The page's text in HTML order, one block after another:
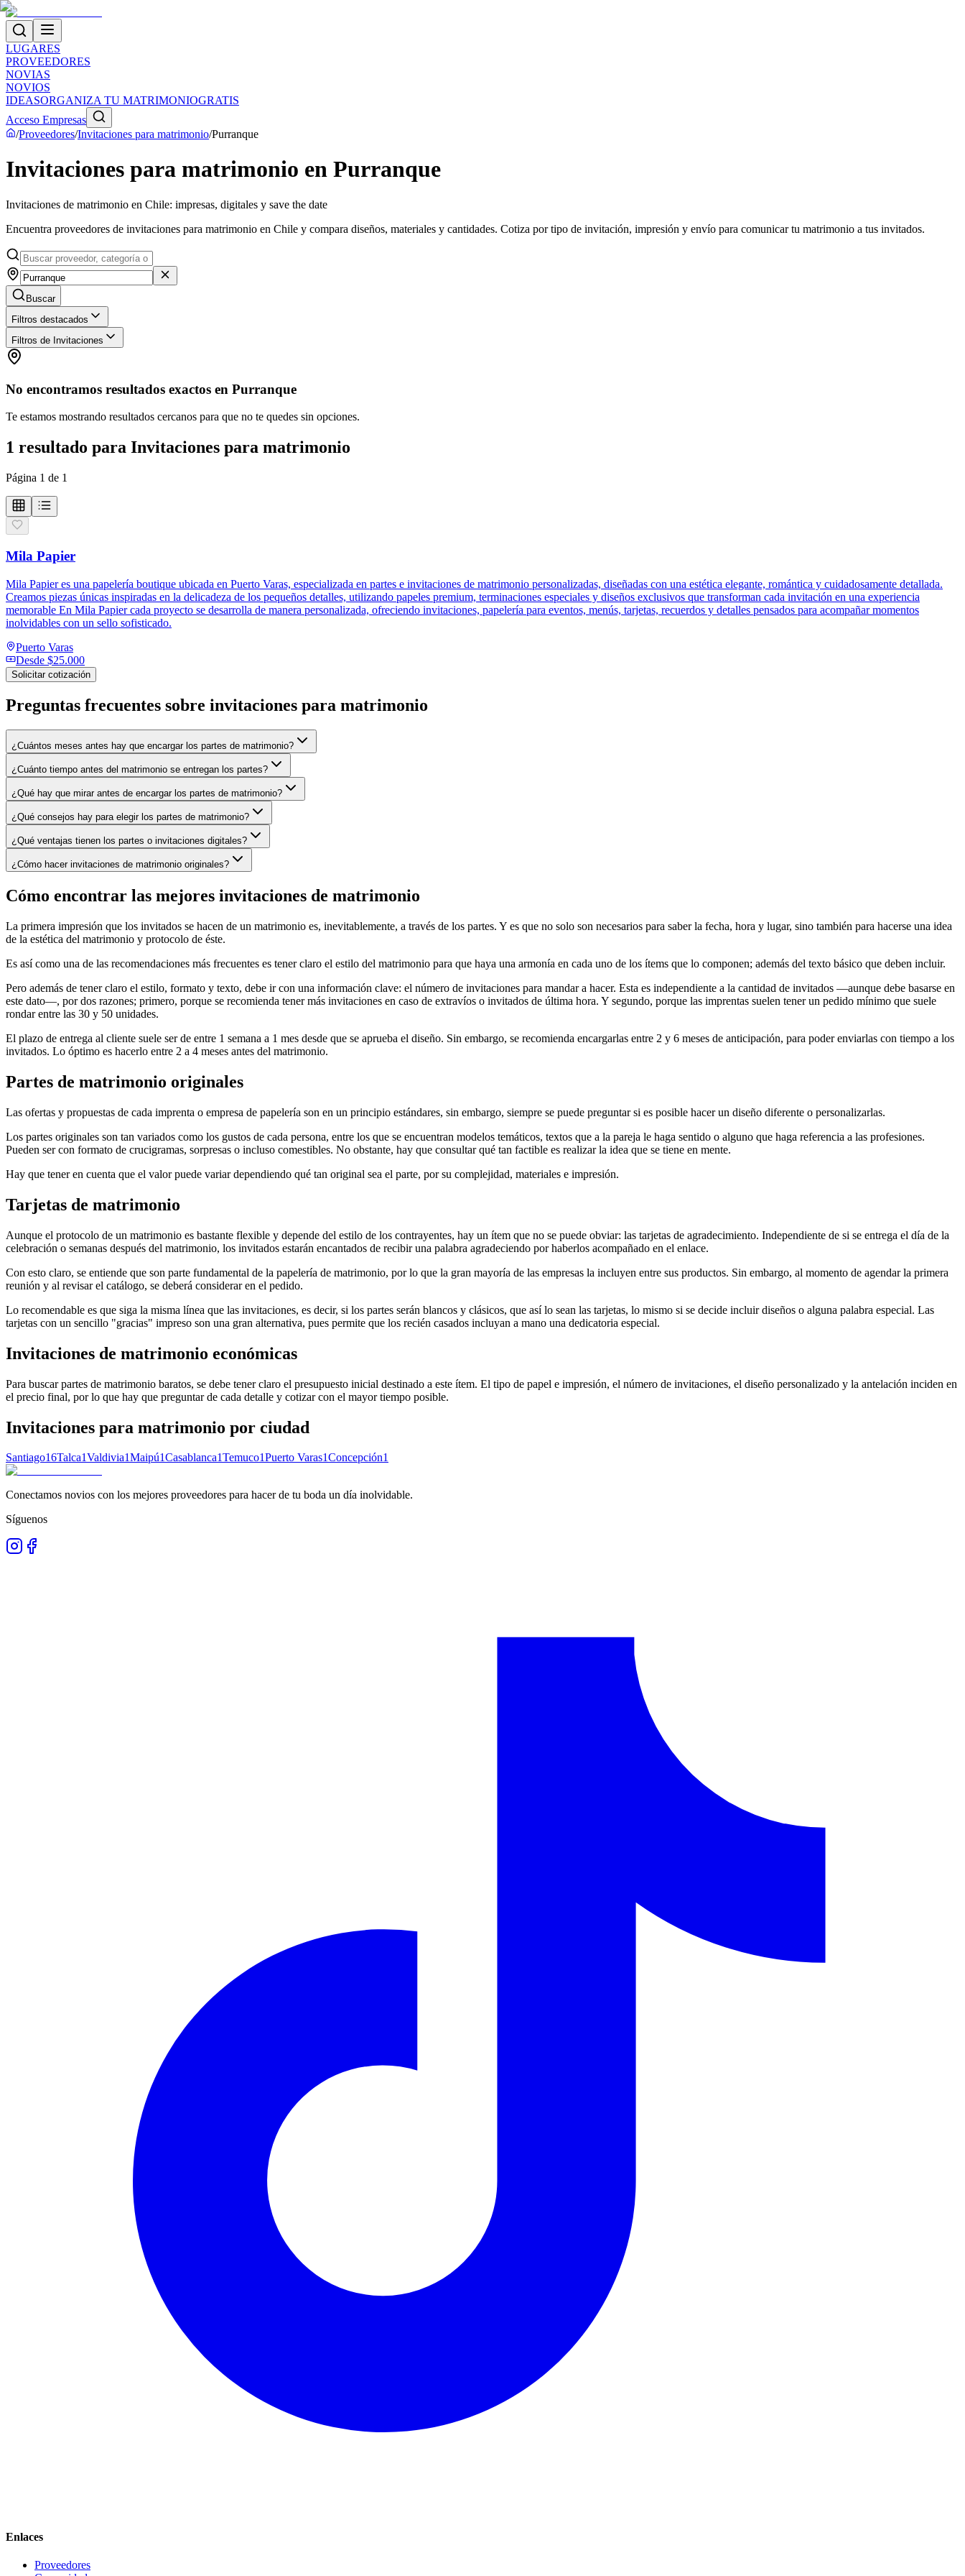
LUGARES
PROVEEDORES
NOVIAS
NOVIOS
IDEASORGANIZA TU MATRIMONIOGRATIS
Acceso Empresas
/Proveedores/Invitaciones para matrimonio/Purranque
Invitaciones para matrimonio en Purranque
Invitaciones de matrimonio en Chile: impresas, digitales y save the date
Encuentra proveedores de invitaciones para matrimonio en Chile y compara diseños, materiales y cantidades. Cotiza por tipo de invitación, impresión y envío para comunicar tu matrimonio a tus invitados.
Buscar
Filtros destacados
Filtros de Invitaciones
No encontramos resultados exactos en Purranque
Te estamos mostrando resultados cercanos para que no te quedes sin opciones.
1 resultado para Invitaciones para matrimonio
Página 1 de 1
Mila Papier
Mila Papier es una papelería boutique ubicada en Puerto Varas, especializada en partes e invitaciones de matrimonio personalizadas, diseñadas con una estética elegante, romántica y cuidadosamente detallada.
Creamos piezas únicas inspiradas en la delicadeza de los pequeños detalles, utilizando papeles premium, terminaciones especiales y diseños exclusivos que transforman cada invitación en una experiencia
memorable En Mila Papier cada proyecto se desarrolla de manera personalizada, ofreciendo invitaciones, papelería para eventos, menús, tarjetas, recuerdos y detalles pensados para acompañar momentos
inolvidables con un sello sofisticado.
Puerto Varas
Desde $25.000
Solicitar cotización
Preguntas frecuentes sobre invitaciones para matrimonio
¿Cuántos meses antes hay que encargar los partes de matrimonio?
¿Cuánto tiempo antes del matrimonio se entregan los partes?
¿Qué hay que mirar antes de encargar los partes de matrimonio?
¿Qué consejos hay para elegir los partes de matrimonio?
¿Qué ventajas tienen los partes o invitaciones digitales?
¿Cómo hacer invitaciones de matrimonio originales?
Cómo encontrar las mejores invitaciones de matrimonio
La primera impresión que los invitados se hacen de un matrimonio es, inevitablemente, a través de los partes. Y es que no solo son necesarios para saber la fecha, hora y lugar, sino también para hacerse una idea
de la estética del matrimonio y protocolo de éste.
Es así como una de las recomendaciones más frecuentes es tener claro el estilo del matrimonio para que haya una armonía en cada uno de los ítems que lo componen; además del texto básico que deben incluir.
Pero además de tener claro el estilo, formato y texto, debe ir con una información clave: el número de invitaciones para mandar a hacer. Esta es independiente a la cantidad de invitados —aunque debe basarse en
este dato—, por dos razones; primero, porque se recomienda tener más invitaciones en caso de extravíos o invitados de última hora. Y segundo, porque las imprentas suelen tener un pedido mínimo que suele
rondar entre las 30 y 50 unidades.
El plazo de entrega al cliente suele ser de entre 1 semana a 1 mes desde que se aprueba el diseño. Sin embargo, se recomienda encargarlas entre 2 y 6 meses de anticipación, para poder enviarlas con tiempo a los
invitados. Lo óptimo es hacerlo entre 2 a 4 meses antes del matrimonio.
Partes de matrimonio originales
Las ofertas y propuestas de cada imprenta o empresa de papelería son en un principio estándares, sin embargo, siempre se puede preguntar si es posible hacer un diseño diferente o personalizarlas.
Los partes originales son tan variados como los gustos de cada persona, entre los que se encuentran modelos temáticos, textos que a la pareja le haga sentido o alguno que haga referencia a las profesiones.
Pueden ser con formato de crucigramas, sorpresas o incluso comestibles. No obstante, hay que consultar qué tan factible es realizar la idea que se tiene en mente.
Hay que tener en cuenta que el valor puede variar dependiendo qué tan original sea el parte, por su complejidad, materiales e impresión.
Tarjetas de matrimonio
Aunque el protocolo de un matrimonio es bastante flexible y depende del estilo de los contrayentes, hay un ítem que no se puede obviar: las tarjetas de agradecimiento. Independiente de si se entrega el día de la
celebración o semanas después del matrimonio, los invitados estarán encantados de recibir una palabra agradeciendo por haberlos acompañado en el enlace.
Con esto claro, se entiende que son parte fundamental de la papelería de matrimonio, por lo que la gran mayoría de las empresas la incluyen entre sus productos. Sin embargo, al momento de agendar la primera
reunión y al revisar el catálogo, se deberá considerar en el pedido.
Lo recomendable es que siga la misma línea que las invitaciones, es decir, si los partes serán blancos y clásicos, que así lo sean las tarjetas, lo mismo si se decide incluir diseños o alguna palabra especial. Las
tarjetas con un sencillo "gracias" impreso son una gran alternativa, pues permite que los recién casados incluyan a mano una dedicatoria especial.
Invitaciones de matrimonio económicas
Para buscar partes de matrimonio baratos, se debe tener claro el presupuesto inicial destinado a este ítem. El tipo de papel e impresión, el número de invitaciones, el diseño personalizado y la antelación inciden en
el precio final, por lo que hay que preguntar de cada detalle y cotizar con el mayor tiempo posible.
Invitaciones para matrimonio por ciudad
Santiago16Talca1Valdivia1Maipú1Casablanca1Temuco1Puerto Varas1Concepción1
Conectamos novios con los mejores proveedores para hacer de tu boda un día inolvidable.
Síguenos
Enlaces
Proveedores